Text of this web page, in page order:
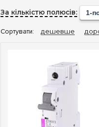
За кількістю полюсів: 1-
Сортувати: дешевше